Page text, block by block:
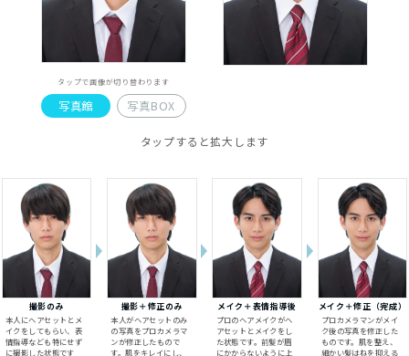
タップで画像が切り替わります
写真館 写真BOX
タップすると拡大します
撮影のみ
本人にヘアセットとメ
イクをしてもらい、表
情指導なども特にせず
に撮影した状態です
撮影＋修正のみ
本人がヘアセットのみ
の写真をプロカメラマ
ンが修正したもので
す。肌をキレイにし、
メイク＋表情指導後
プロのヘアメイクがヘ
アセットとメイクをし
た状態です。前髪が眉
にかからないように上
メイク＋修正（完成）
プロカメラマンがメイ
ク後の写真を修正した
ものです。肌を整え、
細かい髪はねを抑える